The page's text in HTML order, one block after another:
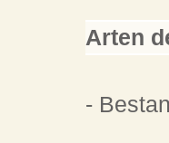
Arten
-